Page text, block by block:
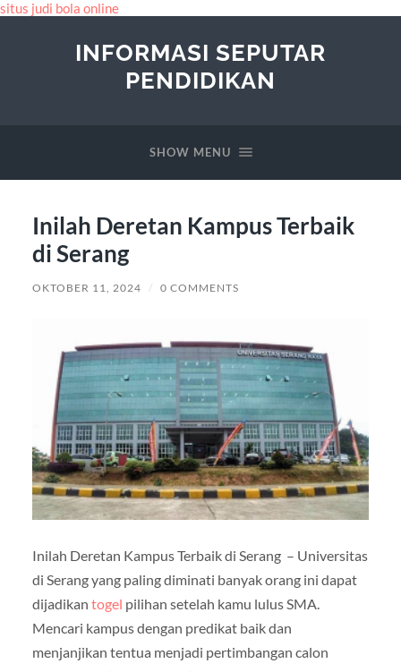
situs judi bola online
INFORMASI SEPUTAR
PENDIDIKAN
SHOW MENU
Inilah Deretan Kampus Terbaik
di Serang
OKTOBER 11, 2024 / 0 COMMENTS
Inilah Deretan Kampus Terbaik di Serang – Universitas
di Serang yang paling diminati banyak orang ini dapat
dijadikan togel pilihan setelah kamu lulus SMA.
Mencari kampus dengan predikat baik dan
menjanjikan tentua menjadi pertimbangan calon